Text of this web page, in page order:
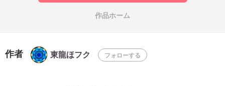
作品ホーム
作者 東龍ほフク フォローする